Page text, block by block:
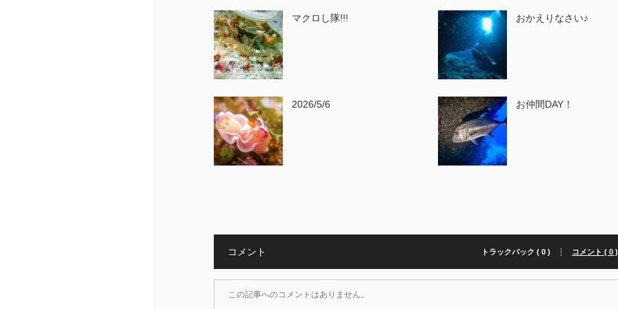
マクロし隊!!! おかえりなさい♪
2026/5/6 お仲間DAY！
コメント トラックバック ( 0 ) コメント ( 0 )
この記事へのコメントはありません。